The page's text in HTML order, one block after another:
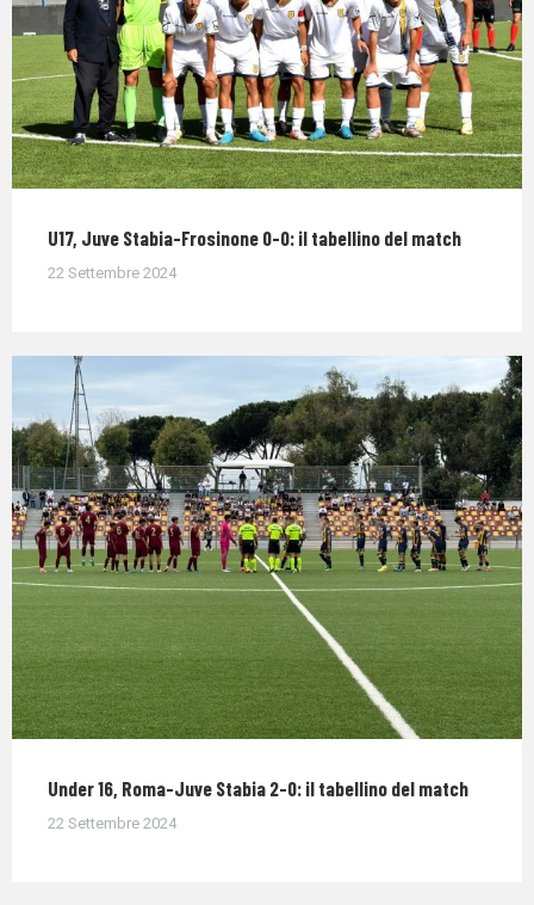
U17, Juve Stabia-Frosinone 0-0: il tabellino del match
22 Settembre 2024
Under 16, Roma-Juve Stabia 2-0: il tabellino del match
22 Settembre 2024